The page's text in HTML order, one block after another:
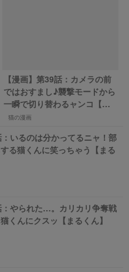
【漫画】第39話：カメラの前
ではおすまし♪襲撃モードから
一瞬で切り替わるャンコ【あ
んこちゃん】
猫の漫画
：いるのは分かってるニャ！部
る猫くんに笑っちゃう【まる
：やられた…。カリカリ争奪戦
くんにクスッ【まるくん】